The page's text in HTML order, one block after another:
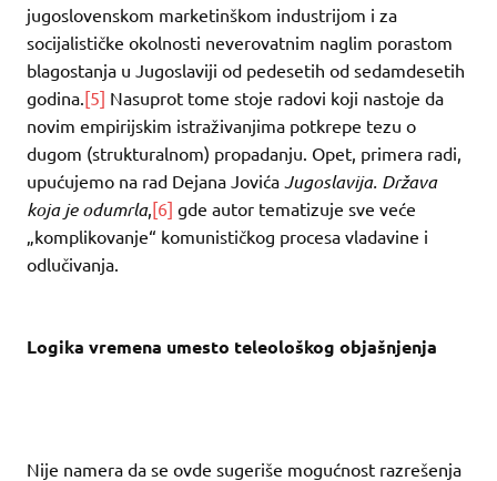
jugoslovenskom marketinškom industrijom i za
socijalističke okolnosti neverovatnim naglim porastom
blagostanja u Jugoslaviji od pedesetih od sedamdesetih
godina. [5] Nasuprot tome stoje radovi koji nastoje da
novim empirijskim istraživanjima potkrepe tezu o
dugom (strukturalnom) propadanju. Opet, primera radi,
upućujemo na rad Dejana Jovića Jugoslavija. Država
koja je odumrla, [6] gde autor tematizuje sve veće
„komplikovanje“ komunističkog procesa vladavine i
odlučivanja.
Logika vremena umesto teleološkog objašnjenja
Nije namera da se ovde sugeriše mogućnost razrešenja